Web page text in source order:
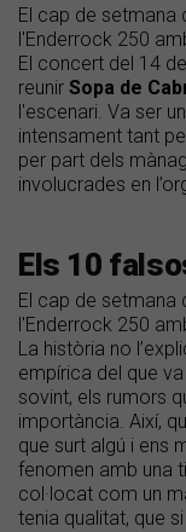
El cap de setmana
l'Enderrock 250
El concert del 14
reunir Sopa de
l'escenari. Va ser
intensament tant
per part dels
involucrades en
Els 10
El cap de setmana
l'Enderrock 250
La història no
empírica del que
sovint, els rumors
importància. Així,
que surt algú i ens
fenomen amb una
col·locat com un
tenia qualitat, que